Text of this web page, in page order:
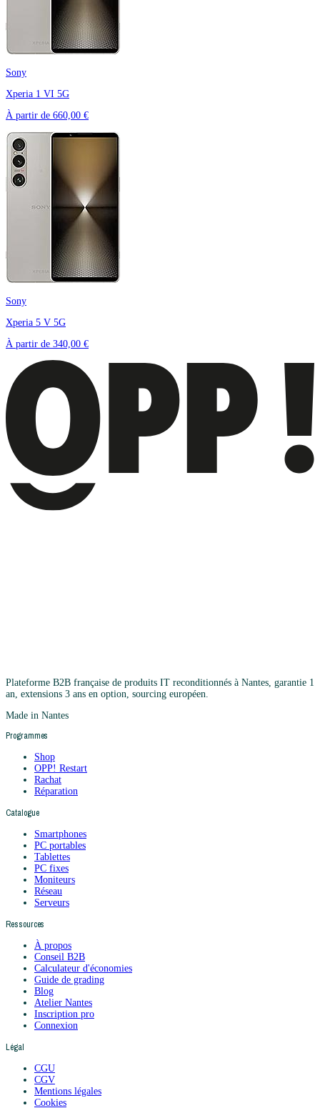
Sony
Xperia 1 VI 5G
À partir de 660,00 €
Sony
Xperia 5 V 5G
À partir de 340,00 €
Plateforme B2B française de produits IT reconditionnés à Nantes, garantie 1
an, extensions 3 ans en option, sourcing européen.
Made in Nantes
Programmes
Shop
OPP! Restart
Rachat
Réparation
Catalogue
Smartphones
PC portables
Tablettes
PC fixes
Moniteurs
Réseau
Serveurs
Ressources
À propos
Conseil B2B
Calculateur d'économies
Guide de grading
Blog
Atelier Nantes
Inscription pro
Connexion
Légal
CGU
CGV
Mentions légales
Cookies